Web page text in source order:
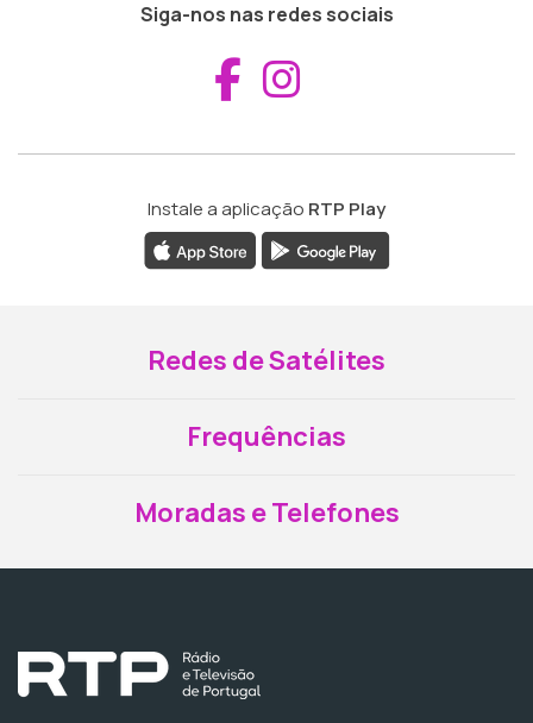
Siga-nos nas redes sociais
Aceder ao
Instale a aplicação RTP Play
Redes de Satélites
Frequências
Moradas e Telefones